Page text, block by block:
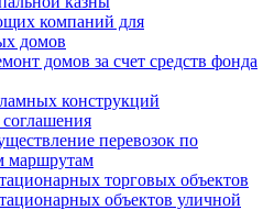
компаний для
домов
домов за счет средств фонда
конструкций
перевозок по
маршрутам
торговых объектов
объектов уличной